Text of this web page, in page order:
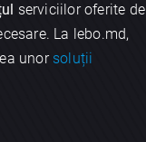
serviciilor oferite de
La lebo.md,
unor soluții